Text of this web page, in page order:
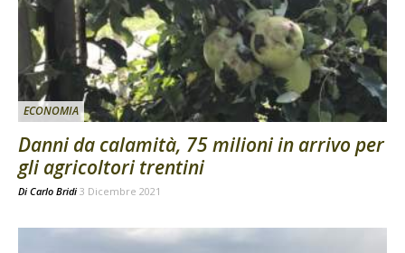
ECONOMIA
Danni da calamità, 75 milioni in arrivo per
gli agricoltori trentini
Di Carlo Bridi 3 Dicembre 2021